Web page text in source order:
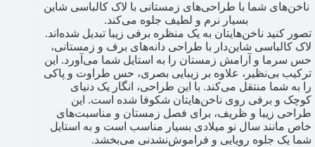
ناخن‌های شما با طراحی‌های زمستانی با لاک کالباسی شاین
بسیار نرم و لطیف جلوه می‌کند.
تصور کنید ناخن‌هایتان به یک منظره برفی زیبا تبدیل شده‌اند.
لاک کالباسی شاین‌دار با طراحی دانه‌های برف و زمستانی،
حس سرما و آرامش زمستان را به استایل شما می‌آورد. این
ترکیب بی‌نظیر، علاوه بر زیبایی بصری، حس طراوت و پاکی
را به شما منتقل می‌کند. با این طراحی، انگار یک دنیای
کوچک و برفی روی ناخن‌هایتان شکوفا شده است. این
طراحی زیبا و ظریف، برای فصل زمستان و مناسبت‌های
خاص مانند سال نو میلادی بسیار مناسب است و به استایل
شما یک جلوه رویایی و فراموش‌نشدنی می‌بخشد.